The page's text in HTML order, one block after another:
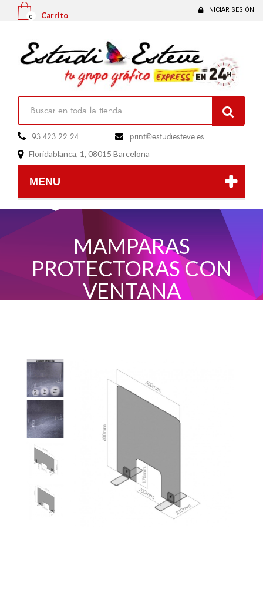
INICIAR SESIÓN
0 Carrito
 93 423 22 24 
print@estudiesteve.es
 Floridablanca, 1, 08015 Barcelona
MENU
MAMPARAS
PROTECTORAS CON
VENTANA